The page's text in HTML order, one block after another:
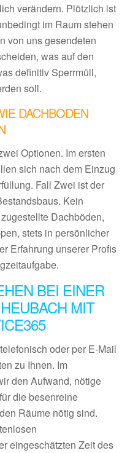
verändern. Plötzlich ist
im Raum stehen
von uns gesendeten
was auf den
definitiv Sperrmüll,
soll.
DACHBODEN
Optionen. Im ersten
sich nach dem Einzug
Fall Zwei ist der
Kein
Dachböden,
stets in persönlicher
Erfahrung unserer Profis
BEI EINER
MIT
oder per E-Mail
zu Ihnen. Im
den Aufwand, nötige
die besenreine
Räume nötig sind.
eingeschätzten Zeit des